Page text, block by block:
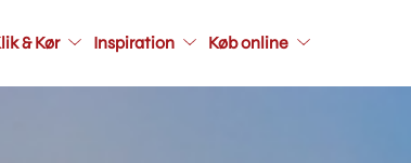
& Kør Inspiration Køb online